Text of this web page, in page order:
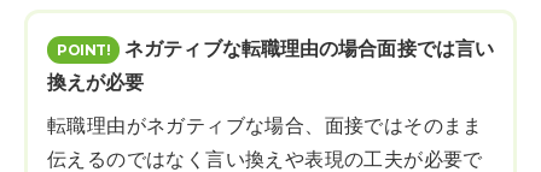
ネガティブな転職理由の場合面接では言い
換えが必要
転職理由がネガティブな場合、面接ではそのまま
伝えるのではなく言い換えや表現の工夫が必要で